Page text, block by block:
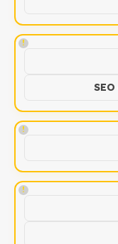
!
!
!